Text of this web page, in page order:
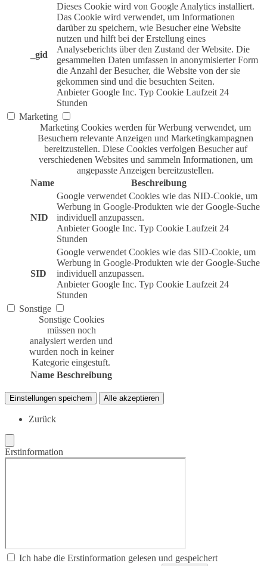
_gid
Dieses Cookie wird von Google Analytics installiert.
Das Cookie wird verwendet, um Informationen
darüber zu speichern, wie Besucher eine Website
nutzen und hilft bei der Erstellung eines
Analyseberichts über den Zustand der Website. Die
gesammelten Daten umfassen in anonymisierter Form
die Anzahl der Besucher, die Website von der sie
gekommen sind und die besuchten Seiten.
Anbieter Google Inc. Typ Cookie Laufzeit 24
Stunden
Marketing
Marketing Cookies werden für Werbung verwendet, um
Besuchern relevante Anzeigen und Marketingkampagnen
bereitzustellen. Diese Cookies verfolgen Besucher auf
verschiedenen Websites und sammeln Informationen, um
angepasste Anzeigen bereitzustellen.
Name
Beschreibung
NID
Google verwendet Cookies wie das NID-Cookie, um
Werbung in Google-Produkten wie der Google-Suche
individuell anzupassen.
Anbieter Google Inc. Typ Cookie Laufzeit 24
Stunden
SID
Google verwendet Cookies wie das SID-Cookie, um
Werbung in Google-Produkten wie der Google-Suche
individuell anzupassen.
Anbieter Google Inc. Typ Cookie Laufzeit 24
Stunden
Sonstige
Sonstige Cookies
müssen noch
analysiert werden und
wurden noch in keiner
Kategorie eingestuft.
Name Beschreibung
Einstellungen speichern Alle akzeptieren
Zurück
Erstinformation
Ich habe die Erstinformation gelesen und gespeichert